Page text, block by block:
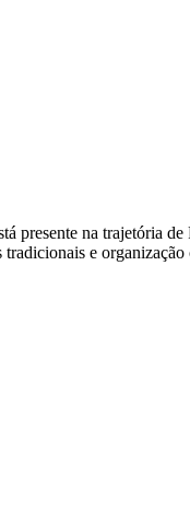
presente na trajetória
tradicionais e